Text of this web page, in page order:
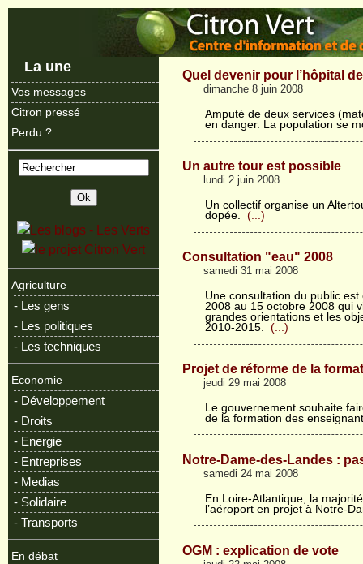
La une
Vos messages
Citron pressé
Perdu ?
Agriculture
- Les gens
- Les politiques
- Les techniques
Economie
- Développement
- Droits
- Energie
- Entreprises
- Medias
- Solidaire
- Transports
En débat
Quel devenir pour l’hôpital
dimanche 8 juin 2008
Amputé de deux services
en danger. La population se
Un autre tour est possible
lundi 2 juin 2008
Un collectif organise un
dopée.
(...)
Consultation "eau" 2008
samedi 31 mai 2008
Une consultation du public
2008 au 15 octobre 2008 qui
grandes orientations et les
2010-2015.
(...)
Projet de réforme de la
jeudi 29 mai 2008
Le gouvernement souhaite
de la formation des
Notre-Dame-des-Landes :
samedi 24 mai 2008
En Loire-Atlantique, la
l’aéroport en projet à Notre-
OGM : explication de vote